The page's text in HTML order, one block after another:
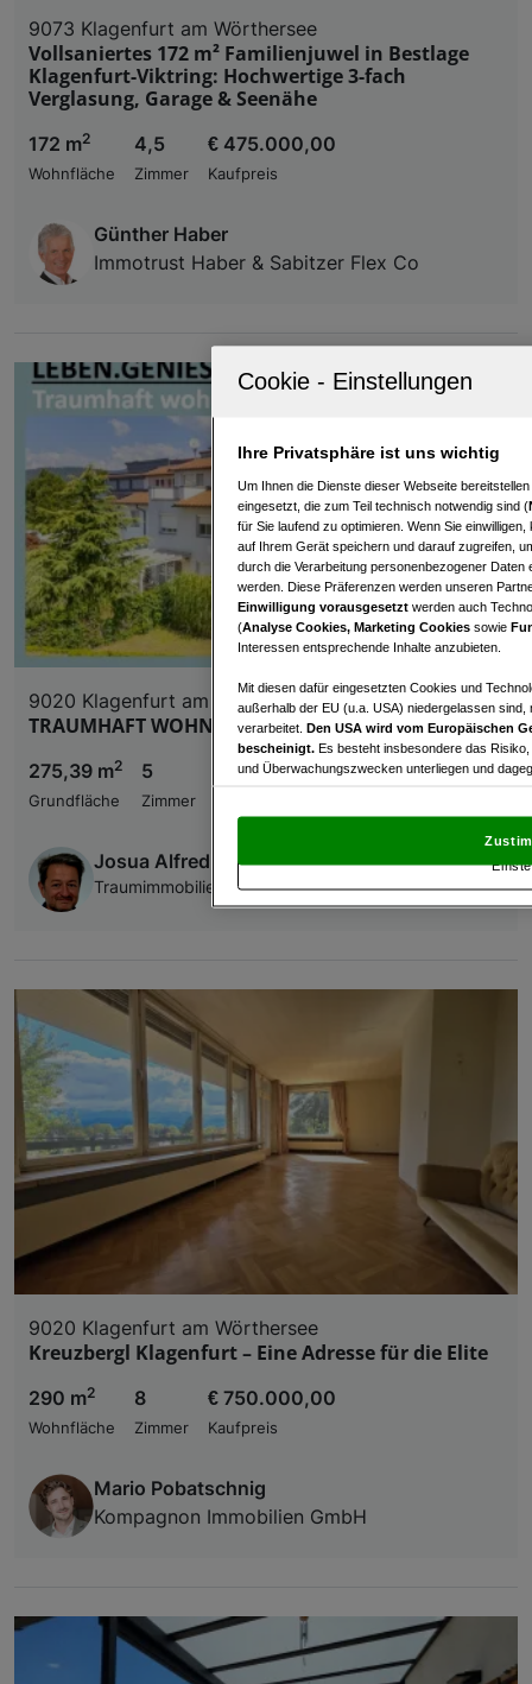
9073 Klagenfurt am Wörthersee
Vollsaniertes 172 m² Familienjuwel in Bestlage
Klagenfurt-Viktring: Hochwertige 3-fach
Verglasung, Garage & Seenähe
172 m2
Wohnfläche
4,5
Zimmer
€ 475.000,00
Kaufpreis
Günther Haber
Immotrust Haber & Sabitzer Flex Co
9020 Klagenfurt am Wörthersee
TRAUMHAFT WOHNEN IN SEEUMGEBUNG
275,39 m2
Grundfläche
5
Zimmer
€ 798.000,00
Josua Alfred Engl
Traumimmobilien.at - Engl Immobilien GmbH
9020 Klagenfurt am Wörthersee
Kreuzbergl Klagenfurt – Eine Adresse für die Elite
290 m2
Wohnfläche
8
Zimmer
€ 750.000,00
Kaufpreis
Mario Pobatschnig
Kompagnon Immobilien GmbH
Ihre Privatsphäre ist uns wichtig
Um Ihnen die Dienste dieser Webseite
eingesetzt, die zum Teil technisch notwendig sind (
für Sie laufend zu optimieren. Wenn Sie
auf Ihrem Gerät speichern und darauf zugreifen,
durch die Verarbeitung personenbezogener
werden. Diese Präferenzen werden unseren
Einwilligung vorausgesetzt werden auch
(Analyse Cookies, Marketing Cookies sowie
Interessen entsprechende Inhalte anzubieten.
Mit diesen dafür eingesetzten Cookies und
außerhalb der EU (u.a. USA) niedergelassen
verarbeitet. Den USA wird vom Europäischen
bescheinigt. Es besteht insbesondere das
und Überwachungszwecken unterliegen und
und Widerspruch gegen die Verarbeitung auf der
„Cookie Einstellungen“, die sich auf jeder Seite
Zugriff auf Informationen auf einem Endgerät.